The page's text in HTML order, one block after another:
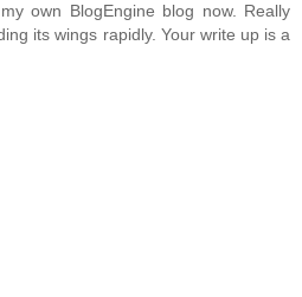
own BlogEngine blog now. Really
its wings rapidly. Your write up is a